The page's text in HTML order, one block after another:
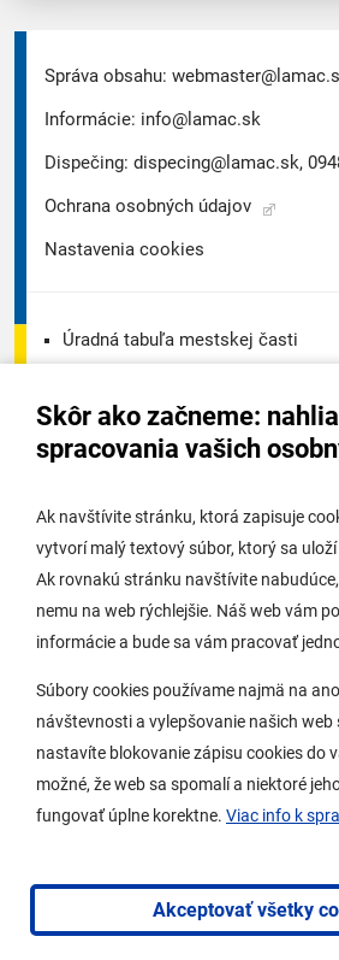
Skôr ako začneme:
spracovania vašich
Ak navštívite stránku, ktorá zapisuje
vytvorí malý textový súbor, ktorý sa
Ak rovnakú stránku navštívite
nemu na web rýchlejšie. Náš web vám
informácie a bude sa vám pracovať
Súbory cookies používame najmä na
návštevnosti a vylepšovanie našich web
nastavíte blokovanie zápisu cookies do
možné, že web sa spomalí a niektoré
fungovať úplne korektne. Viac info k
Akceptovať všetky
Správa obsahu:
Informácie: info@lamac.sk
Dispečing: dispecing@lamac.sk,
Ochrana osobných údajov
Nastavenia cookies
Úradná tabuľa mestskej časti
Úradná tabuľa stavebného úradu
Potrebujem vybaviť
Samospráva
O Lamači
Mobilná aplikácia
Kontakty
Vyhlásenie o prístupnosti